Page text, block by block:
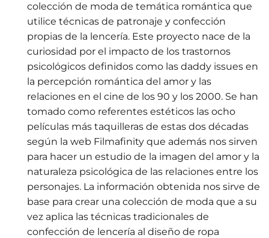
colección de moda de temática romántica que
utilice técnicas de patronaje y confección
propias de la lencería. Este proyecto nace de la
curiosidad por el impacto de los trastornos
psicológicos definidos como las daddy issues en
la percepción romántica del amor y las
relaciones en el cine de los 90 y los 2000. Se han
tomado como referentes estéticos las ocho
películas más taquilleras de estas dos décadas
según la web Filmafinity que además nos sirven
para hacer un estudio de la imagen del amor y la
naturaleza psicológica de las relaciones entre los
personajes. La información obtenida nos sirve de
base para crear una colección de moda que a su
vez aplica las técnicas tradicionales de
confección de lencería al diseño de ropa